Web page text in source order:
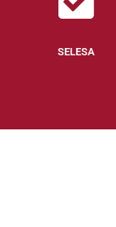
SELESA